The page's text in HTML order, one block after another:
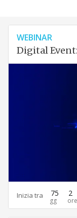
WEBINAR
Digital
Inizia tra 75 2